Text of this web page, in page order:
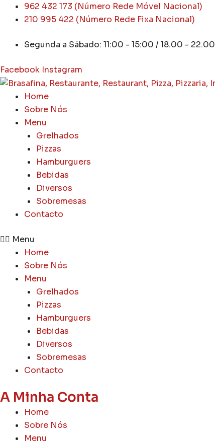
Skip
962 432 173 (Número Rede Móvel Nacional)
210 995 422 (Número Rede Fixa Nacional)
Segunda a Sábado: 11:00 - 15:00 / 18.00 - 22.00
Facebook Instagram
Home
Sobre Nós
Menu
Grelhados
Pizzas
Hamburguers
Bebidas
Diversos
Sobremesas
Contacto
Menu
Home
Sobre Nós
Menu
Grelhados
Pizzas
Hamburguers
Bebidas
Diversos
Sobremesas
Contacto
A Minha Conta
Home
Sobre Nós
Menu